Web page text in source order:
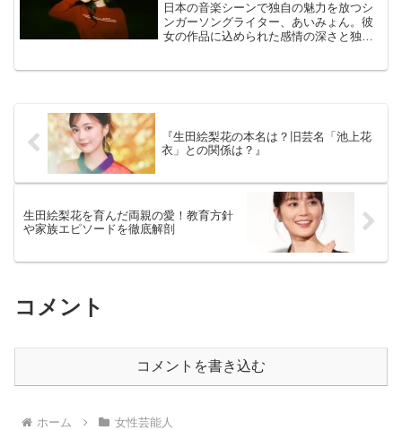
日本の音楽シーンで独自の魅力を放つシ
ンガーソングライター、あいみょん。彼
女の作品に込められた感情の深さと独特
『生田絵梨花の本名は？旧芸名「池上花
衣」との関係は？』
生田絵梨花を育んだ両親の愛！教育方針
や家族エピソードを徹底解剖
コメント
コメントを書き込む
ホーム 女性芸能人